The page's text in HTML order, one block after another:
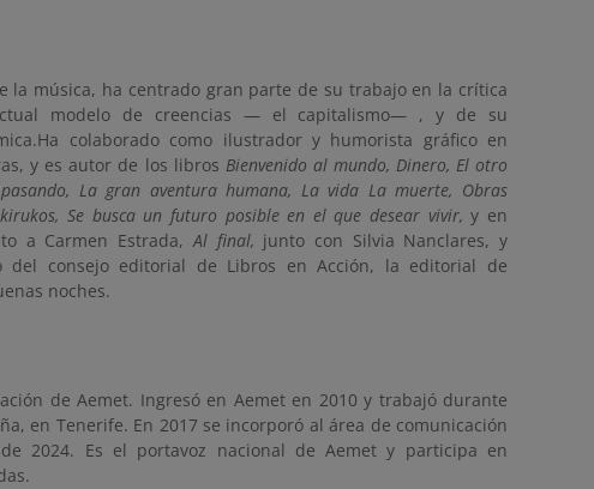
la música, ha centrado gran parte de su trabajo en la crítica
modelo de creencias — el capitalismo— , y de su
colaborado como ilustrador y humorista gráfico en
y es autor de los libros Bienvenido al mundo, Dinero, El otro
La gran aventura humana, La vida La muerte, Obras
Se busca un futuro posible en el que desear vivir,y en
a Carmen Estrada, Al final, junto con Silvia Nanclares, y
consejo editorial de Libros en Acción, la editorial de
noches.
de Aemet. Ingresó en Aemet en 2010 y trabajó durante
en Tenerife. En 2017 se incorporó al área de comunicación
2024. Es el portavoz nacional de Aemet y participa en